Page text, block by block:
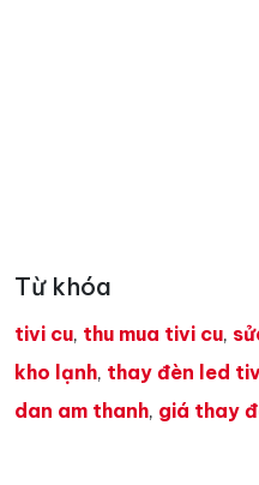
Từ khóa
tivi cu, thu mua tivi cu,
kho lạnh, thay đèn led
dan am thanh, giá thay